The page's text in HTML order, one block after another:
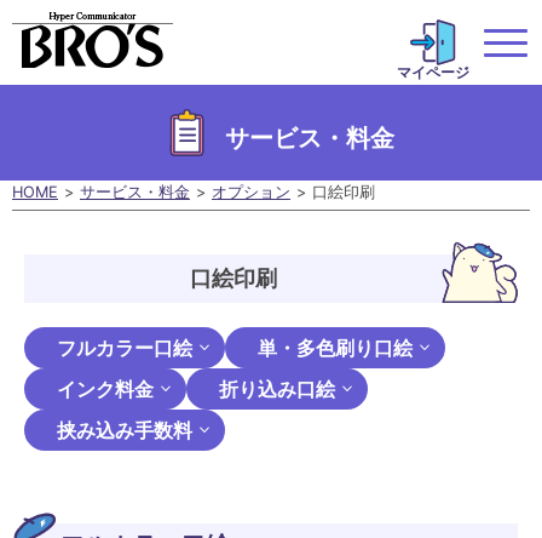
マイページ
サービス・料金
HOME サービス・料金 オプション 口絵印刷
口絵印刷
フルカラー口絵
単・多色刷り口絵
インク料金
折り込み口絵
挟み込み手数料